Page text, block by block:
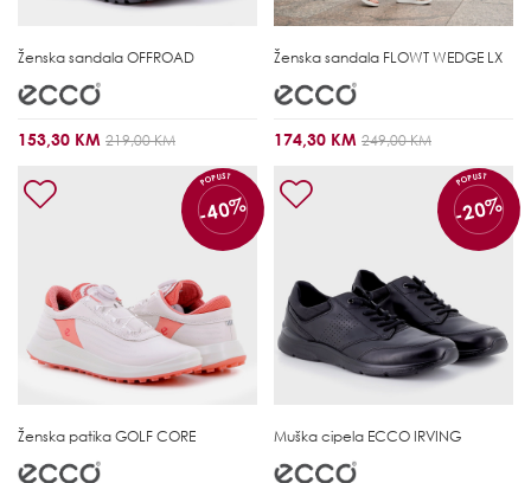
Ženska sandala OFFROAD
153,30 KM 219,00 KM
Ženska sandala FLOWT WEDGE LX
174,30 KM 249,00 KM
POPUST
-40%
Ženska patika GOLF CORE
POPUST
-20%
Muška cipela ECCO IRVING